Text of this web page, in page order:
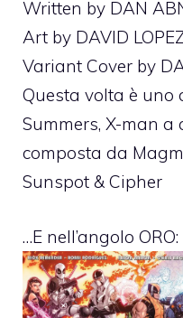
Written by DAN
Art by DAVID
Variant Cover by
Questa volta è uno
Summers, X-man
composta da
Sunspot & Cipher
…E nell’angolo ORO: